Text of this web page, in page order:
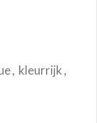
, kleurrijk,